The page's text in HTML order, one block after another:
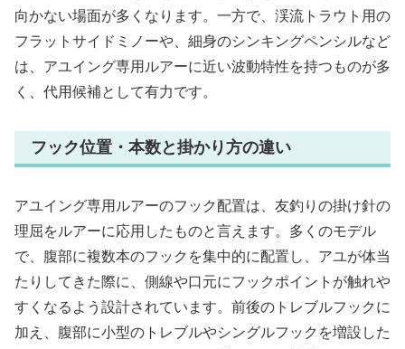
向かない場面が多くなります。一方で、渓流トラウト用の
フラットサイドミノーや、細身のシンキングペンシルなど
は、アユイング専用ルアーに近い波動特性を持つものが多
く、代用候補として有力です。
フック位置・本数と掛かり方の違い
アユイング専用ルアーのフック配置は、友釣りの掛け針の
理屈をルアーに応用したものと言えます。多くのモデル
で、腹部に複数本のフックを集中的に配置し、アユが体当
たりしてきた際に、側線や口元にフックポイントが触れや
すくなるよう設計されています。前後のトレブルフックに
加え、腹部に小型のトレブルやシングルフックを増設した